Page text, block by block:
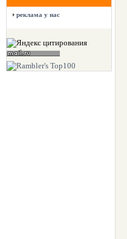
реклама у нас